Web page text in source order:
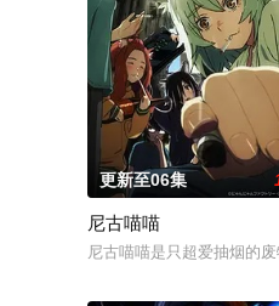
更新至06集
尼古喵喵
尼古喵喵是只超爱抽烟的